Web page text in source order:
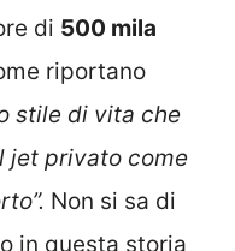
di 500 mila
riportano
stile di vita che
jet privato come
Non si sa di
in questa storia